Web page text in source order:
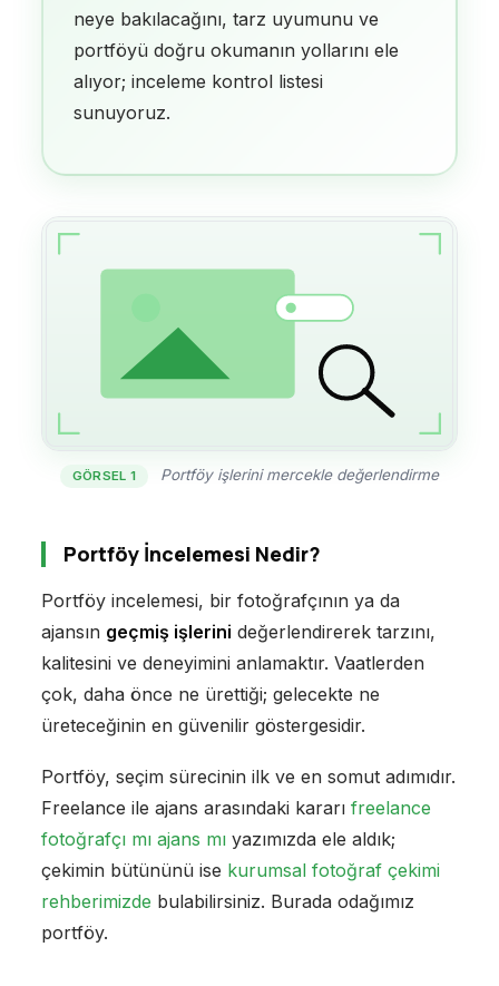
neye bakılacağını, tarz uyumunu ve
portföyü doğru okumanın yollarını ele
alıyor; inceleme kontrol listesi
sunuyoruz.
GÖRSEL 1 Portföy işlerini mercekle değerlendirme
Portföy İncelemesi Nedir?
Portföy incelemesi, bir fotoğrafçının ya da
ajansın geçmiş işlerini değerlendirerek tarzını,
kalitesini ve deneyimini anlamaktır. Vaatlerden
çok, daha önce ne ürettiği; gelecekte ne
üreteceğinin en güvenilir göstergesidir.
Portföy, seçim sürecinin ilk ve en somut adımıdır.
Freelance ile ajans arasındaki kararı freelance
fotoğrafçı mı ajans mıyazımızda ele aldık;
çekimin bütününü ise kurumsal fotoğraf çekimi
rehberimizde bulabilirsiniz. Burada odağımız
portföy.